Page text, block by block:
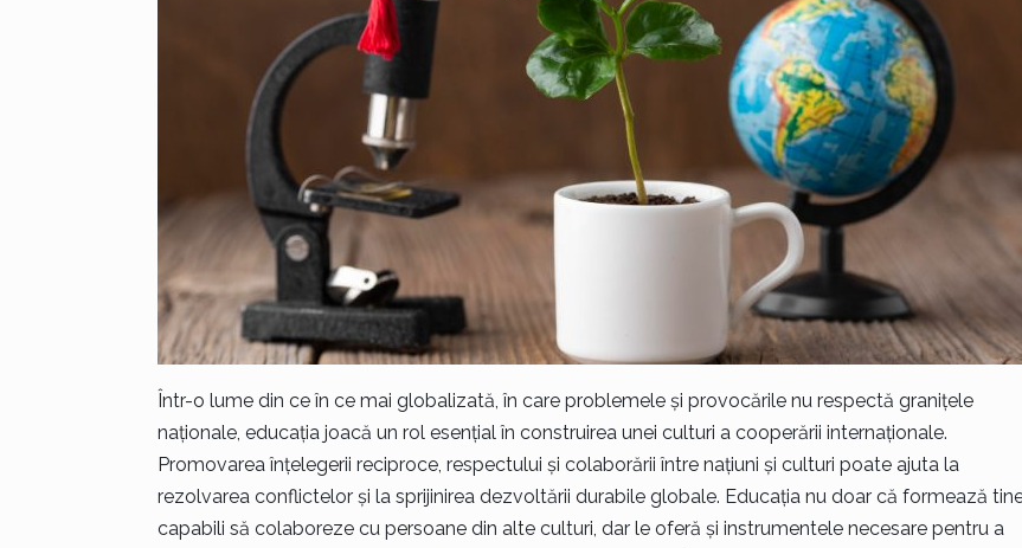
Într-o lume din ce în ce mai globalizată, în care problemele și provocările nu respectă granițele
naționale, educația joacă un rol esențial în construirea unei culturi a cooperării internaționale.
Promovarea înțelegerii reciproce, respectului și colaborării între națiuni și culturi poate ajuta la
rezolvarea conflictelor și la sprijinirea dezvoltării durabile globale. Educația nu doar că formează
capabili să colaboreze cu persoane din alte culturi, dar le oferă și instrumentele necesare pentru a